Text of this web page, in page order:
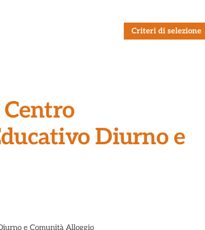
Criteri di selezione
Centro
Diurno e
e Comunità Alloggio